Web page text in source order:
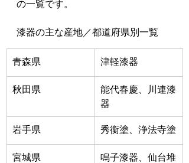
の一覧です。
漆器の主な産地／都道府県別一覧
青森県 津軽漆器
秋田県
能代春慶、川連漆
器
岩手県 秀衡塗、浄法寺塗
宮城県
鳴子漆器、仙台堆